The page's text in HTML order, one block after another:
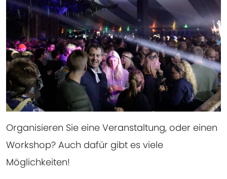
Organisieren Sie eine Veranstaltung, oder einen
Workshop? Auch dafür gibt es viele
Möglichkeiten!